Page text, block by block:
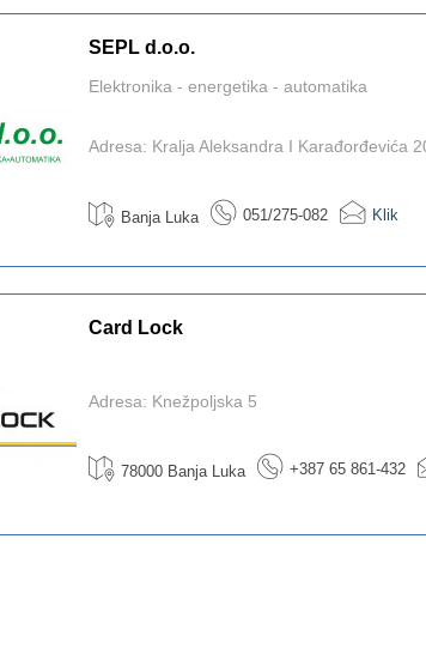
SEPL d.o.o.
Elektronika - energetika - automatika
Adresa: Kralja Aleksandra I Karađorđevića
Banja Luka 051/275-082 Klik
Card Lock
Adresa: Knežpoljska 5
78000 Banja Luka +387 65 861-432